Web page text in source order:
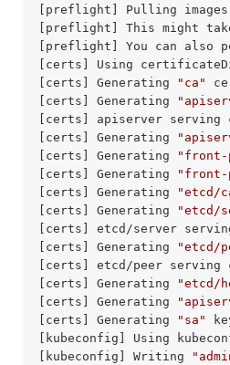
[preflight] Pulling
[preflight] This might
[preflight] You can also
[certs] Using
[certs] Generating
"ca"
[certs] Generating
[certs] apiserver serving
[certs] Generating
[certs] Generating
"front-
[certs] Generating
"front-
[certs] Generating
"etcd/
[certs] Generating
"etcd/
[certs] etcd/server
[certs] Generating
"etcd/
[certs] etcd/peer serving
[certs] Generating
"etcd/
[certs] Generating
[certs] Generating
"sa"
[kubeconfig] Using
[kubeconfig] Writing